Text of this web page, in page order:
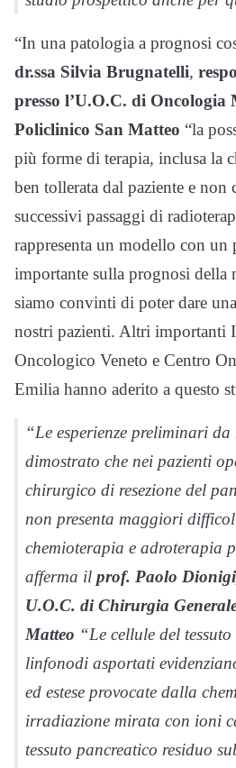
“In una patologia a prognosi
dr.ssa Silvia Brugnatelli,
presso l’U.O.C. di Oncologia
Policlinico San Matteo “la
più forme di terapia, inclusa la
ben tollerata dal paziente e non
successivi passaggi di
rappresenta un modello con un
importante sulla prognosi della
siamo convinti di poter dare
nostri pazienti. Altri importanti
Oncologico Veneto e Centro
Emilia hanno aderito a questo
“Le esperienze preliminari
dimostrato che nei pazienti
chirurgico di resezione del
non presenta maggiori
chemioterapia e adroterapia
afferma il prof. Paolo
U.O.C. di Chirurgia
Matteo “Le cellule del
linfonodi asportati
ed estese provocate dalla
irradiazione mirata con ioni
tessuto pancreatico residuo